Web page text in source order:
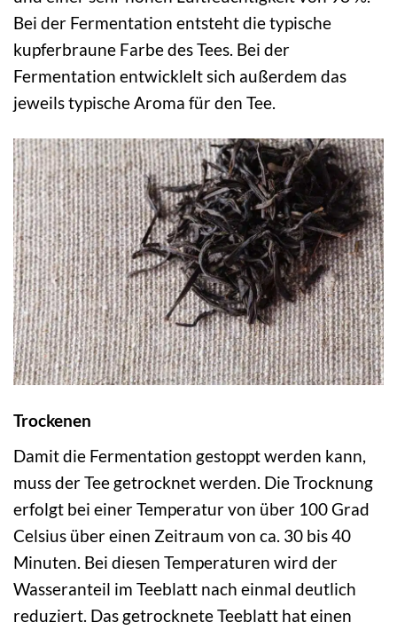
Bei der Fermentation entsteht die typische
kupferbraune Farbe des Tees. Bei der
Fermentation entwicklelt sich außerdem das
jeweils typische Aroma für den Tee.
Trockenen
Damit die Fermentation gestoppt werden kann,
muss der Tee getrocknet werden. Die Trocknung
erfolgt bei einer Temperatur von über 100 Grad
Celsius über einen Zeitraum von ca. 30 bis 40
Minuten. Bei diesen Temperaturen wird der
Wasseranteil im Teeblatt nach einmal deutlich
reduziert. Das getrocknete Teeblatt hat einen